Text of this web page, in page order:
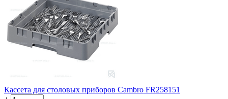
Кассета для столовых приборов Cambro FR258151